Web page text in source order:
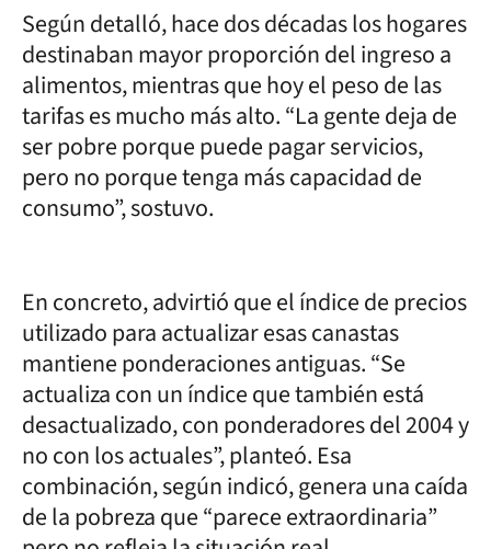
Según detalló, hace dos décadas los hogares
destinaban mayor proporción del ingreso a
alimentos, mientras que hoy el peso de las
tarifas es mucho más alto. “La gente deja de
ser pobre porque puede pagar servicios,
pero no porque tenga más capacidad de
consumo”, sostuvo.
En concreto, advirtió que el índice de precios
utilizado para actualizar esas canastas
mantiene ponderaciones antiguas. “Se
actualiza con un índice que también está
desactualizado, con ponderadores del 2004 y
no con los actuales”, planteó. Esa
combinación, según indicó, genera una caída
de la pobreza que “parece extraordinaria”